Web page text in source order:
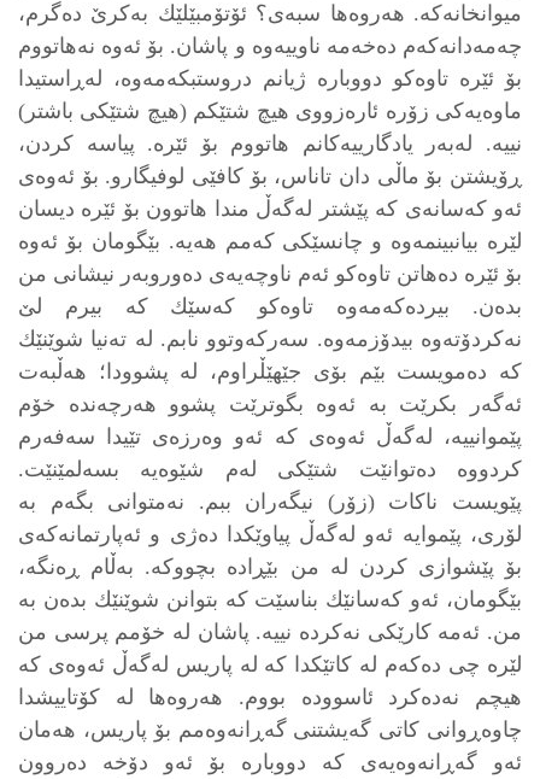
میوانخانه‌كه‌. هه‌روه‌ها سبه‌ی؟ ئۆتۆمبێلێك به‌كرێ ده‌گرم،
چه‌مه‌دانه‌كه‌م ده‌خه‌مه‌ ناوییه‌وه‌ و پاشان. بۆ ئه‌وه‌ نه‌هاتووم
بۆ ئێره‌ تاوه‌كو دووباره‌ ژیانم دروستبكه‌مه‌وه‌، له‌ڕاستیدا
ماوه‌یه‌كی زۆره‌ ئاره‌زووی هیچ شتێكم (هیچ شتێكی باشتر)
نییه‌. له‌به‌ر یادگارییه‌كانم هاتووم بۆ ئێره‌. پیاسه‌ كردن،
ڕۆیشتن بۆ ماڵی دان تاناس، بۆ كافێی لوفیگارو. بۆ ئه‌وه‌ی
ئه‌و كه‌سانه‌ی كه‌ پێشتر له‌گه‌ڵ مندا هاتوون بۆ ئێره‌ دیسان
لێره‌ بیانبینمه‌وه‌ و چانسێكی كه‌مم هه‌یه‌. بێگومان بۆ ئه‌وه‌
بۆ ئێره‌ ده‌هاتن تاوه‌كو ئه‌م ناوچه‌یه‌ی ده‌وروبه‌ر نیشانی من
بده‌ن. بیرده‌كه‌مه‌وه‌ تاوه‌كو كه‌سێك كه‌ بیرم لێ
نه‌كردۆته‌وه‌ بیدۆزمه‌وه‌. سه‌ركه‌وتوو نابم. له‌ ته‌نیا شوێنێك
كه‌ ده‌مویست بێم بۆی جێهێڵراوم، له‌ پشوودا؛ هه‌ڵبه‌ت
ئه‌گه‌ر بكرێت به‌ ئه‌وه‌ بگوترێت پشوو هه‌رچه‌نده‌ خۆم
پێموانییه‌، له‌گه‌ڵ ئه‌وه‌ی كه‌ ئه‌و وه‌رزه‌ی‌ تێیدا سه‌فه‌رم
كردووه‌ ده‌توانێت شتێكی له‌م شێوه‌یه‌ بسه‌لمێنێت.
پێویست ناكات (زۆر) نیگه‌ران ببم. نه‌متوانی بگه‌م به‌
لۆری، پێموایه‌ ئه‌و له‌گه‌ڵ پیاوێكدا ده‌ژی و ئه‌پارتمانه‌كه‌ی
بۆ پێشوازی كردن له‌ من بێڕاده‌ بچووكه‌. به‌ڵام ڕه‌نگه‌،
بێگومان، ئه‌و كه‌سانێك بناسێت كه‌ بتوانن شوێنێك بده‌ن به‌
من. ئه‌مه‌ كارێكی نه‌كرده‌ نییه‌. پاشان له‌ خۆمم پرسی من
لێره‌ چی ده‌كه‌م له‌ كاتێكدا كه‌ له‌ پاریس له‌گه‌ڵ ئه‌وه‌ی كه‌
هیچم نه‌ده‌كرد ئاسووده‌ بووم. هه‌روه‌ها له‌ كۆتاییشدا
چاوه‌ڕوانی كاتی گه‌یشتنی گه‌ڕانه‌وه‌مم بۆ پاریس، هه‌مان
ئه‌و گه‌ڕانه‌وه‌یه‌ی كه‌ دووباره‌ بۆ ئه‌و دۆخه ده‌روون